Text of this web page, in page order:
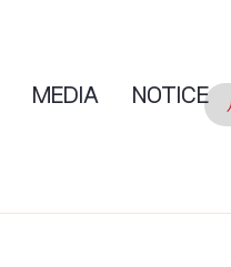
MEDIA NOTICE